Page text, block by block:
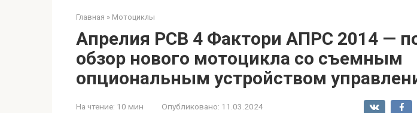
Главная » Мотоциклы
Апрелия РСВ 4 Фактори АПРС 2014 —
обзор нового мотоцикла со съемным
опциональным устройством
На чтение: 10 мин Опубликовано: 11.03.2024